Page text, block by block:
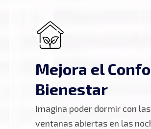
Mejora el
Bienestar
Imagina poder dormir con las
ventanas abiertas en las